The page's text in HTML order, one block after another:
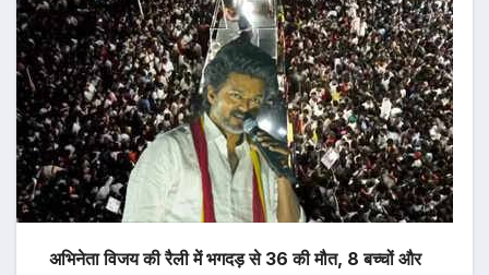
अभिनेता विजय की रैली में भगदड़ से 36 की मौत, 8 बच्चों और